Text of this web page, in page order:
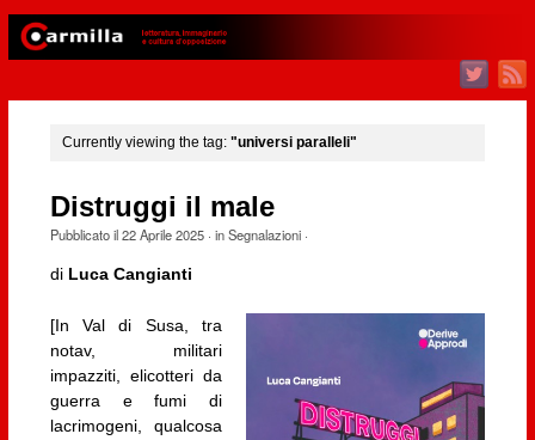
Currently viewing the tag: "universi paralleli"
Distruggi il male
Pubblicato il22 Aprile 2025· inSegnalazioni·
di Luca Cangianti
[In Val di Susa, tra
notav, militari
impazziti, elicotteri da
guerra e fumi di
lacrimogeni, qualcosa